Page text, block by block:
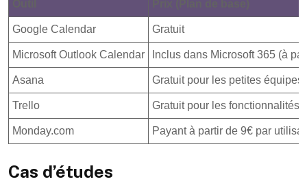
Google Calendar Gratuit
Microsoft Outlook Calendar Inclus dans Microsoft 365 (à
Asana Gratuit pour les petites
Trello Gratuit pour les fonctionnalités
Monday.com Payant à partir de 9€ par
Cas d’études